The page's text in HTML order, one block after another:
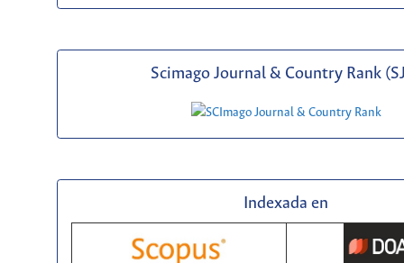
Scimago Journal & Country Rank
Indexada en